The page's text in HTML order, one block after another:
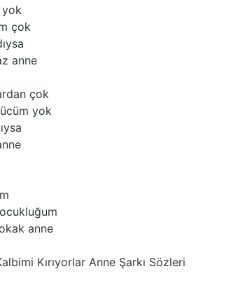
yok
çok
anne
çok
yok
anne
Kırıyorlar Anne Şarkı Sözleri